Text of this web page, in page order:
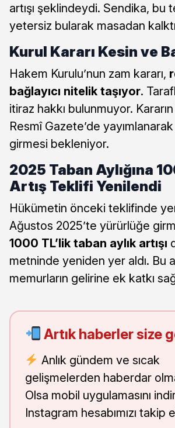
artışı şeklindeydi. Sendika, bu
yetersiz bularak masadan
Kurul Kararı Kesin ve
Hakem Kurulu’nun zam kararı,
bağlayıcı nitelik taşıyor.
itiraz hakkı bulunmuyor.
Resmî Gazete’de
girmesi bekleniyor.
2025 Taban Aylığına
Artış Teklifi Yenilendi
Hükümetin önceki teklifinde
Ağustos 2025’te yürürlüğe
1000 TL’lik taban aylık artışı
metninde yeniden yer aldı. Bu
memurların gelirine ek katkı
Artık haberler size
Anlık gündem ve sıcak
gelişmelerden haberdar
Olsa mobil uygulamasını
Instagram hesabımızı takip